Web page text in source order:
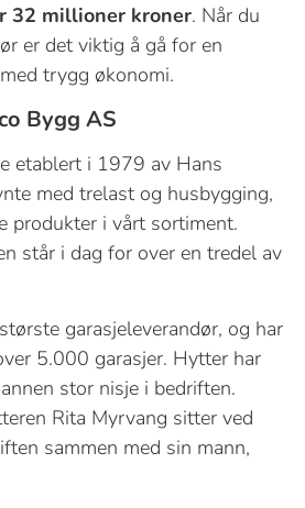
32 millioner kroner. Når du
er det viktig å gå for en
trygg økonomi.
Bygg AS
etablert i 1979 av Hans
med trelast og husbygging,
produkter i vårt sortiment.
står i dag for over en tredel av
garasjeleverandør, og har
5.000 garasjer. Hytter har
stor nisje i bedriften.
Rita Myrvang sitter ved
sammen med sin mann,